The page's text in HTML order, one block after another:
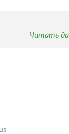
Читать